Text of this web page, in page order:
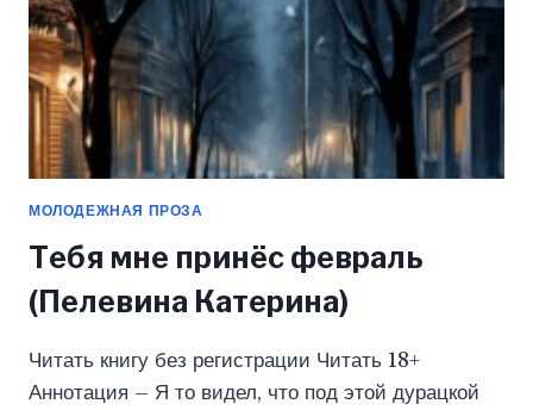
МОЛОДЕЖНАЯ ПРОЗА
Тебя мне принёс февраль
(Пелевина Катерина)
Читать книгу без регистрации Читать 18+
Аннотация – Я то видел, что под этой дурацкой